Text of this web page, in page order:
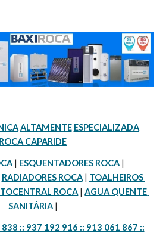
ALTAMENTE ESPECIALIZADA
ROCA CAPARIDE
| ESQUENTADORES ROCA
RADIADORES ROCA | TOALHEIROS
ROCA | AGUA QUENTE
SANITÁRIA |
838 :: 937 192 916 :: 913 061 867 ::